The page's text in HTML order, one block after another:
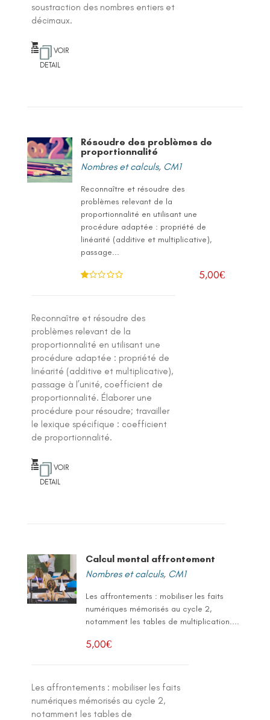
soustraction des nombres entiers et
décimaux.
VOIR
DETAIL
Résoudre des problèmes de
proportionnalité
Nombres et calculs, CM1
Reconnaître et résoudre des
problèmes relevant de la
proportionnalité en utilisant une
procédure adaptée : propriété de
linéarité (additive et multiplicative),
passage...
0
su
5,00€
Reconnaître et résoudre des
problèmes relevant de la
proportionnalité en utilisant une
procédure adaptée : propriété de
linéarité (additive et multiplicative),
passage à l’unité, coefficient de
proportionnalité. Élaborer une
procédure pour résoudre; travailler
le lexique spécifique : coefficient
de proportionnalité.
VOIR
DETAIL
Calcul mental affrontement
Nombres et calculs, CM1
Les affrontements : mobiliser les faits
numériques mémorisés au cycle 2,
notamment les tables de multiplication....
5,00€
Les affrontements : mobiliser les faits
numériques mémorisés au cycle 2,
notamment les tables de